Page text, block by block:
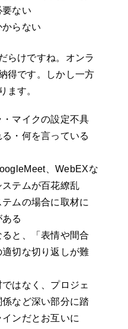
ない
らない
らけですね。オンラ
得です。しかし一方
ます。
マイクの設定不具
・何を言っている
、WebEXな
テムが百花繚乱
ムの場合に取材に
る
と、「表情や間合
切な切り返しが難
はなく、プロジェ
など深い部分に踏
ンだとお互いに